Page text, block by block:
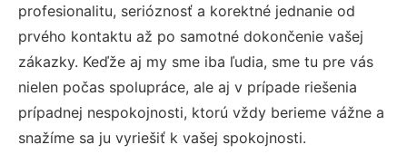
profesionalitu, serióznosť a korektné jednanie od
prvého kontaktu až po samotné dokončenie vašej
zákazky. Keďže aj my sme iba ľudia, sme tu pre vás
nielen počas spolupráce, ale aj v prípade riešenia
prípadnej nespokojnosti, ktorú vždy berieme vážne a
snažíme sa ju vyriešiť k vašej spokojnosti.